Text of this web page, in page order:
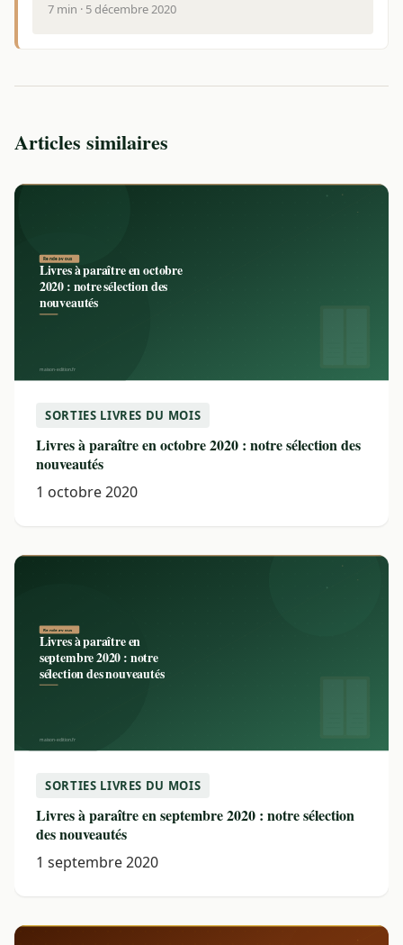
7 min · 5 décembre 2020
Articles similaires
SORTIES LIVRES DU MOIS
Livres à paraître en octobre 2020 : notre sélection des
nouveautés
1 octobre 2020
SORTIES LIVRES DU MOIS
Livres à paraître en septembre 2020 : notre sélection
des nouveautés
1 septembre 2020